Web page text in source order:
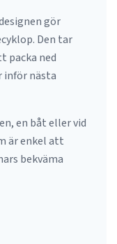
gör
Den tar
packa ned
inför nästa
en båt eller vid
är enkel att
bekväma